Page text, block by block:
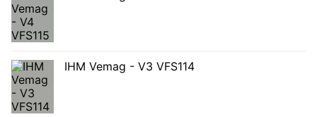
IHM Vemag - V3 VFS114